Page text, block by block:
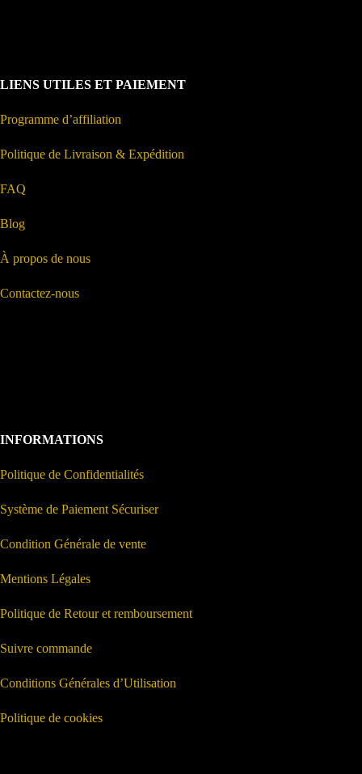
LIENS UTILES ET PAIEMENT
Programme d’affiliation
Politique de Livraison & Expédition
FAQ
Blog
À propos de nous
Contactez-nous
INFORMATIONS
Politique de Confidentialités
Système de Paiement Sécuriser
Condition Générale de vente
Mentions Légales
Politique de Retour et remboursement
Suivre commande
Conditions Générales d’Utilisation
Politique de cookies